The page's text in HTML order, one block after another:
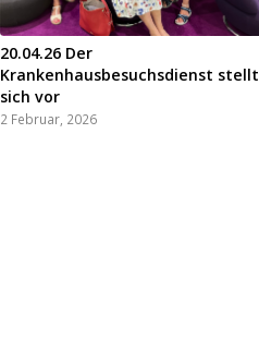
20.04.26 Der
Krankenhausbesuchsdienst stellt
sich vor
2 Februar, 2026